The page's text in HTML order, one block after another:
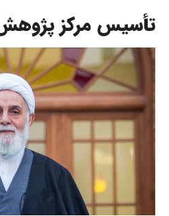
تأسیس مرکز